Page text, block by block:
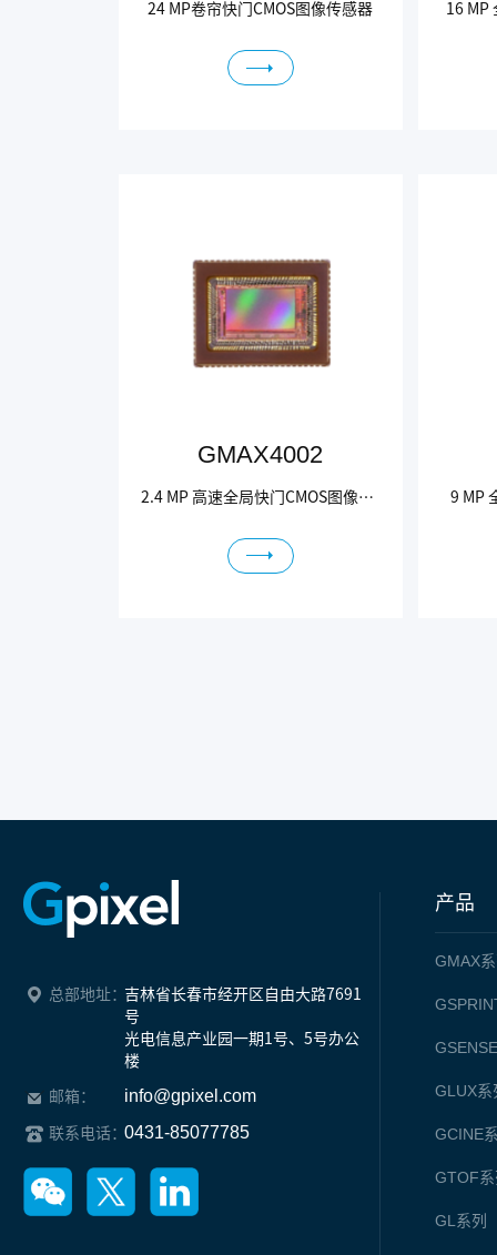
24 MP卷帘快门CMOS图像传感器 16 MP
GMAX4002
2.4 MP 高速全局快门CMOS图像传感器 9 MP
总部地址：吉林省长春市经开区自由大路7691
号
光电信息产业园一期1号、5号办公
楼
邮箱： info@gpixel.com
联系电话：0431-85077785
产品
GMAX
GLUX系
GCINE
GTOF
GL 系列